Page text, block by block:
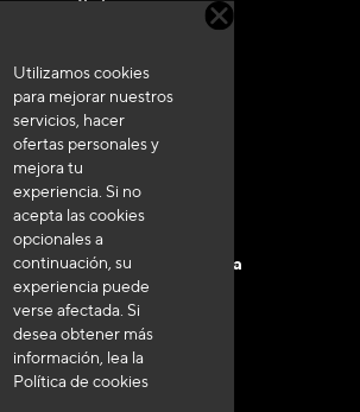
Utilizamos cookies
para mejorar nuestros
servicios, hacer
ofertas personales y
mejora tu
experiencia. Si no
acepta las cookies
opcionales a
continuación, su
experiencia puede
verse afectada. Si
desea obtener más
información, lea la
Política de cookies
de atención al cliente
(0)4 79 72 62 22 Pulse 1
en 48 a 72 horas en Francia